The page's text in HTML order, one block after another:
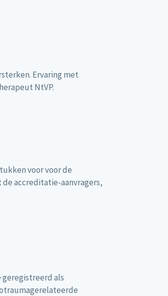
Ervaring met
NtVP.
voor voor de
de accreditatie-aanvragers,
als